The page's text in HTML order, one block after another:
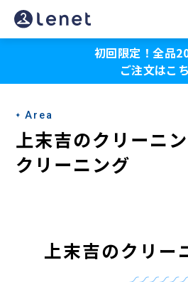
上
末
の
ク
リ
ー
初回限定！全品
ご注文はこ
Area
上末吉のクリーニ
クリーニング
上末吉のクリー